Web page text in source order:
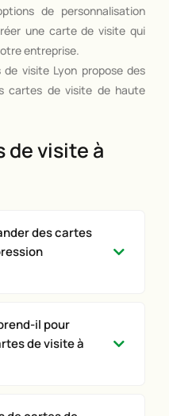
de personnalisation
une carte de visite qui
entreprise.
de visite Lyon propose des
cartes de visite de haute
de visite à
des cartes
il pour
de visite à